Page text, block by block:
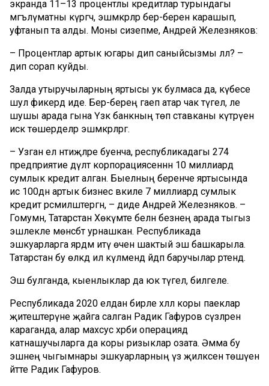
экранда 11–13 процентлы кредитлар турындагы
мәгълүматны күргәч, эшмәкәрләр бер-беренә карашып,
уфтанып та алды. Моны сизепме, Андрей Железняков:
– Процентлар артык югары дип саныйсызмы әллә? –
дип сорап куйды.
Залда утыручыларның яртысы ук булмаса да, күбесе
шул фикердә иде. Бер-береңә гаеп атар чак түгел, әле
шушы арада гына Үзәк банкның төп ставканы күтәрүен
искә төшерделәр эшмәкәрләргә.
– Узган ел нәтиҗәләре буенча, республикадагы 274
предприятие дәүләт корпорациясеннән 10 миллиард
сумлык кредит алган. Быелның беренче яртысында
исә 100дән артык бизнес вәкиле 7 миллиард сумлык
кредит рәсмиләштергән, – диде Андрей Железняков. –
Гомумән, Татарстан Хөкүмәте белән безнең арада тыгыз
эшлекле мөнәсәбәт урнашкан. Республикада
эшкуарларга ярдәм итү өчен шактый эш башкарыла.
Татарстан бу өлкәдә ил күләмендә әйдәп баручылар рәтендә.
Эш булганда, кыенлыклар да юк түгел, билгеле.
Республикада 2020 елдан бирле хәләл коры паеклар
җитештерүне җайга салган Радик Гафуров сүзләренә
караганда, алар махсус хәрби операциядә
катнашучыларга да коры ризыклар озата. Әмма бу
эшнең чыгымнары эшкуарларның үз җилкәсенә төшүен
әйтте Радик Гафуров.